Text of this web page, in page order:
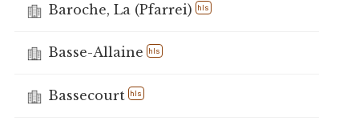
Baroche, La (Pfarrei) hls
Basse-Allaine hls
Bassecourt hls